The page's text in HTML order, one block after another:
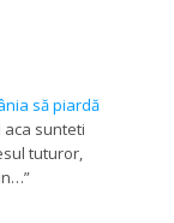
să piardă
aca sunteti
tuturor,
”